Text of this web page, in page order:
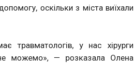
оскільки з міста виїхали
травматологів, у нас хірурги
можемо», — розказала Олена